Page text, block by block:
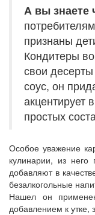
А вы знаете
признаны
Кондитеры
свои
соус, он
акцентирует
простых
Особое уважение
кулинарии, из него
добавляют в
безалкогольные
Нашел он
добавлением к